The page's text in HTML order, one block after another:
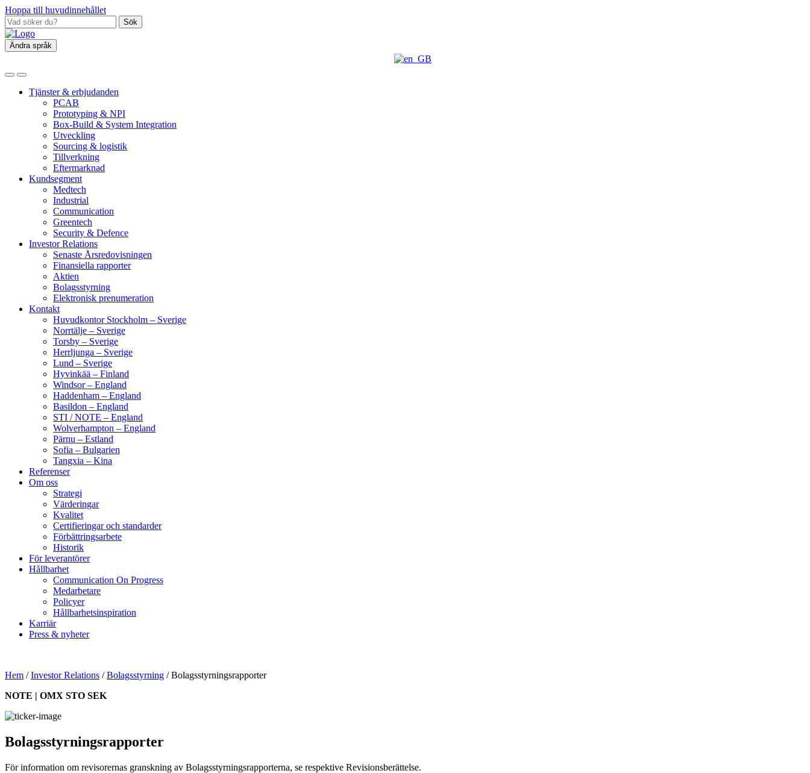
Hoppa till huvudinnehållet
Sök
Ändra språk
Tjänster & erbjudanden
PCAB
Prototyping & NPI
Box‑Build & System Integration
Utveckling
Sourcing & logistik
Tillverkning
Eftermarknad
Kundsegment
Medtech
Industrial
Communication
Greentech
Security & Defence
Investor Relations
Senaste Årsredovisningen
Finansiella rapporter
Aktien
Bolagsstyrning
Elektronisk prenumeration
Kontakt
Huvudkontor Stockholm – Sverige
Norrtälje – Sverige
Torsby – Sverige
Herrljunga – Sverige
Lund – Sverige
Hyvinkää – Finland
Windsor – England
Haddenham – England
Basildon – England
STI / NOTE – England
Wolverhampton – England
Pärnu – Estland
Sofia – Bulgarien
Tangxia – Kina
Referenser
Om oss
Strategi
Värderingar
Kvalitet
Certifieringar och standarder
Förbättringsarbete
Historik
För leverantörer
Hållbarhet
Communication On Progress
Medarbetare
Policyer
Hållbarhetsinspiration
Karriär
Press & nyheter
Hem /Investor Relations /Bolagsstyrning /Bolagsstyrningsrapporter
NOTE | OMX STO SEK
Bolagsstyrningsrapporter
För information om revisorernas granskning av Bolagsstyrningsrapporterna, se respektive Revisionsberättelse.